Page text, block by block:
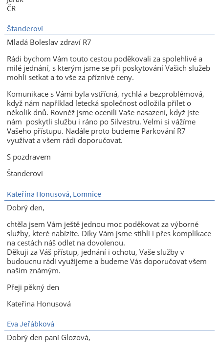
ČR
Štanderovi
Mladá Boleslav zdraví R7
Rádi bychom Vám touto cestou poděkovali za spolehlivé a
milé jednání, s kterým jsme se při poskytování Vašich služeb
mohli setkat a to vše za příznivé ceny.
Komunikace s Vámi byla vstřícná, rychlá a bezproblémová,
když nám například letecká společnost odložila přílet o
několik dnů. Rovněž jsme ocenili Vaše nasazení, když jste
nám poskytli službu i ráno po Silvestru. Velmi si vážíme
Vašeho přístupu. Nadále proto budeme Parkování R7
využívat a všem rádi doporučovat.
S pozdravem
Štanderovi
Kateřina Honusová, Lomnice
Dobrý den,
chtěla jsem Vám ještě jednou moc poděkovat za výborné
služby, které nabízíte. Díky Vám jsme stihli i přes komplikace
na cestách náš odlet na dovolenou.
Děkuji za Váš přístup, jednání i ochotu, Vaše služby v
budoucnu rádi využijeme a budeme Vás doporučovat všem
našim známým.
Přeji pěkný den
Kateřina Honusová
Eva Jeřábková
Dobrý den paní Glozová,